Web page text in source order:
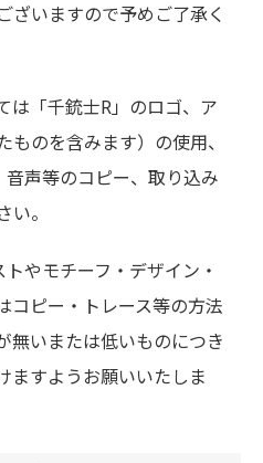
ざいますので予めご了承く
は「千銃士R」のロゴ、ア
ものを含みます）の使用、
声等のコピー、取り込み
い。
トやモチーフ・デザイン・
コピー・トレース等の方法
無いまたは低いものにつき
ますようお願いいたしま